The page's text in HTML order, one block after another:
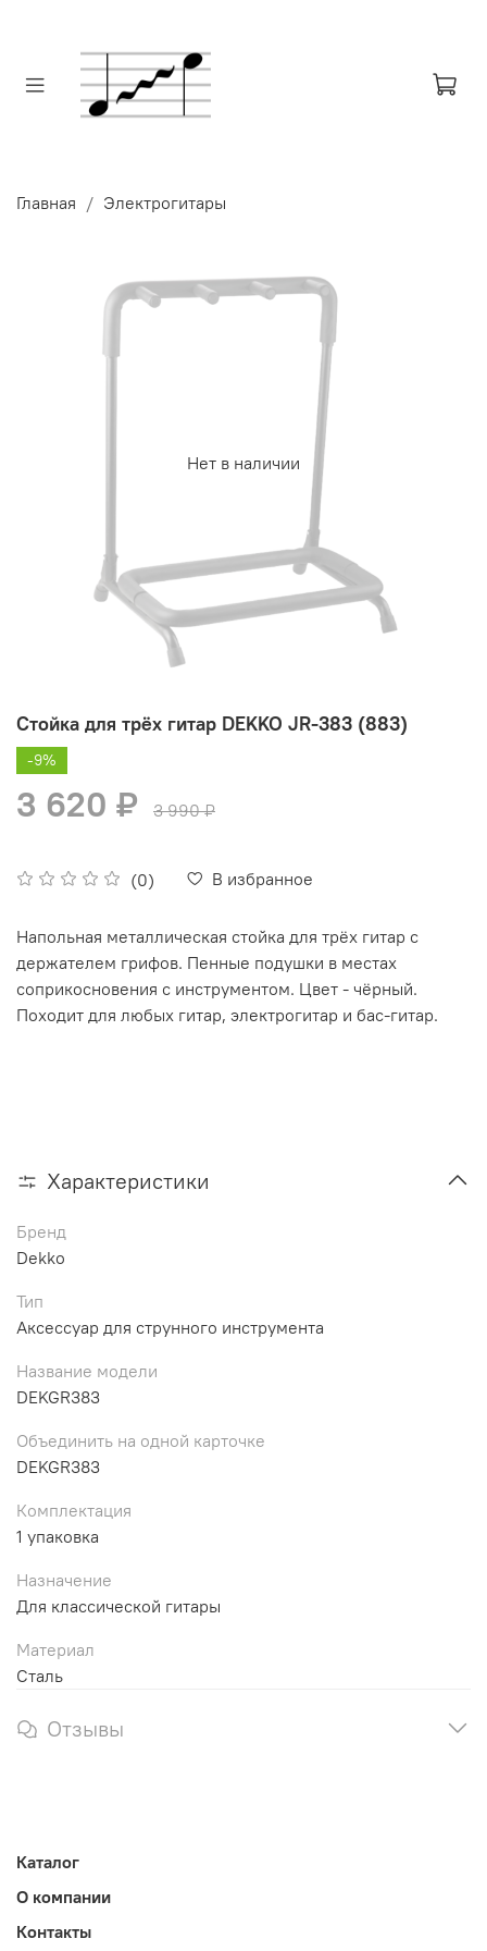
Главная Электрогитары
Нет в наличии
Стойка для трёх гитар DEKKO JR-383 (883)
(0) В избранное
-9%
3 620 ₽ 3 990 ₽
Напольная металлическая стойка для трёх гитар с
держателем грифов. Пенные подушки в местах
соприкосновения с инструментом. Цвет - чёрный.
Походит для любых гитар, электрогитар и бас-гитар.
Характеристики
Бренд
Dekko
Тип
Аксессуар для струнного инструмента
Название модели
DEKGR383
Объединить на одной карточке
DEKGR383
Комплектация
1 упаковка
Назначение
Для классической гитары
Материал
Сталь
Отзывы
Каталог
О компании
Контакты